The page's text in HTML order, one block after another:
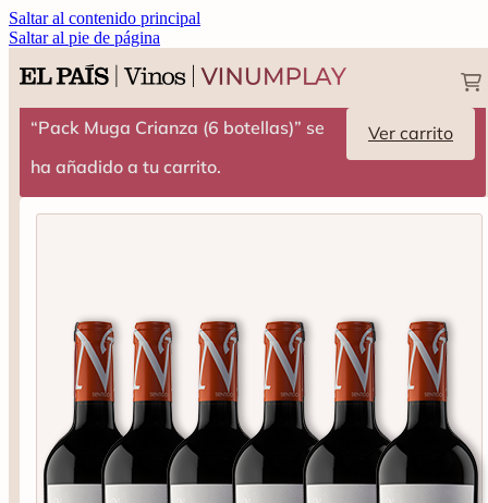
Saltar al contenido principal
Saltar al pie de página
“Pack Muga Crianza (6 botellas)” se
ha añadido a tu carrito.
Ver carrito